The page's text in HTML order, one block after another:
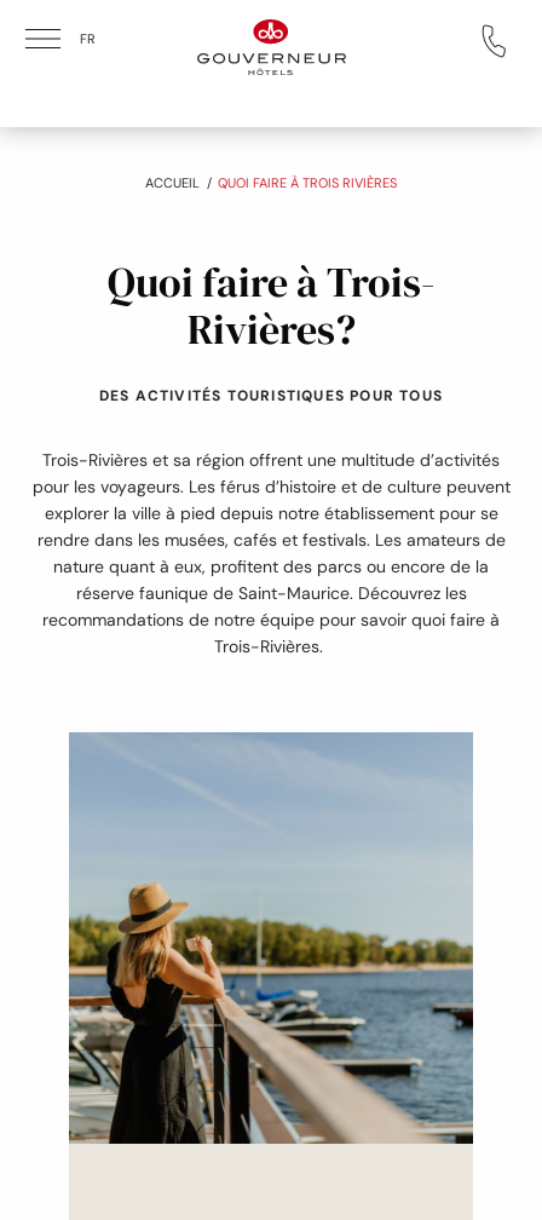
FR
ACCUEIL QUOI FAIRE À TROIS RIVIÈRES
Quoi faire à Trois-
Rivières?
DES ACTIVITÉS TOURISTIQUES POUR TOUS
Trois-Rivières et sa région offrent une multitude d’activités
pour les voyageurs. Les férus d’histoire et de culture peuvent
explorer la ville à pied depuis notre établissement pour se
rendre dans les musées, cafés et festivals. Les amateurs de
nature quant à eux, profitent des parcs ou encore de la
réserve faunique de Saint-Maurice. Découvrez les
recommandations de notre équipe pour savoir quoi faire à
Trois-Rivières.